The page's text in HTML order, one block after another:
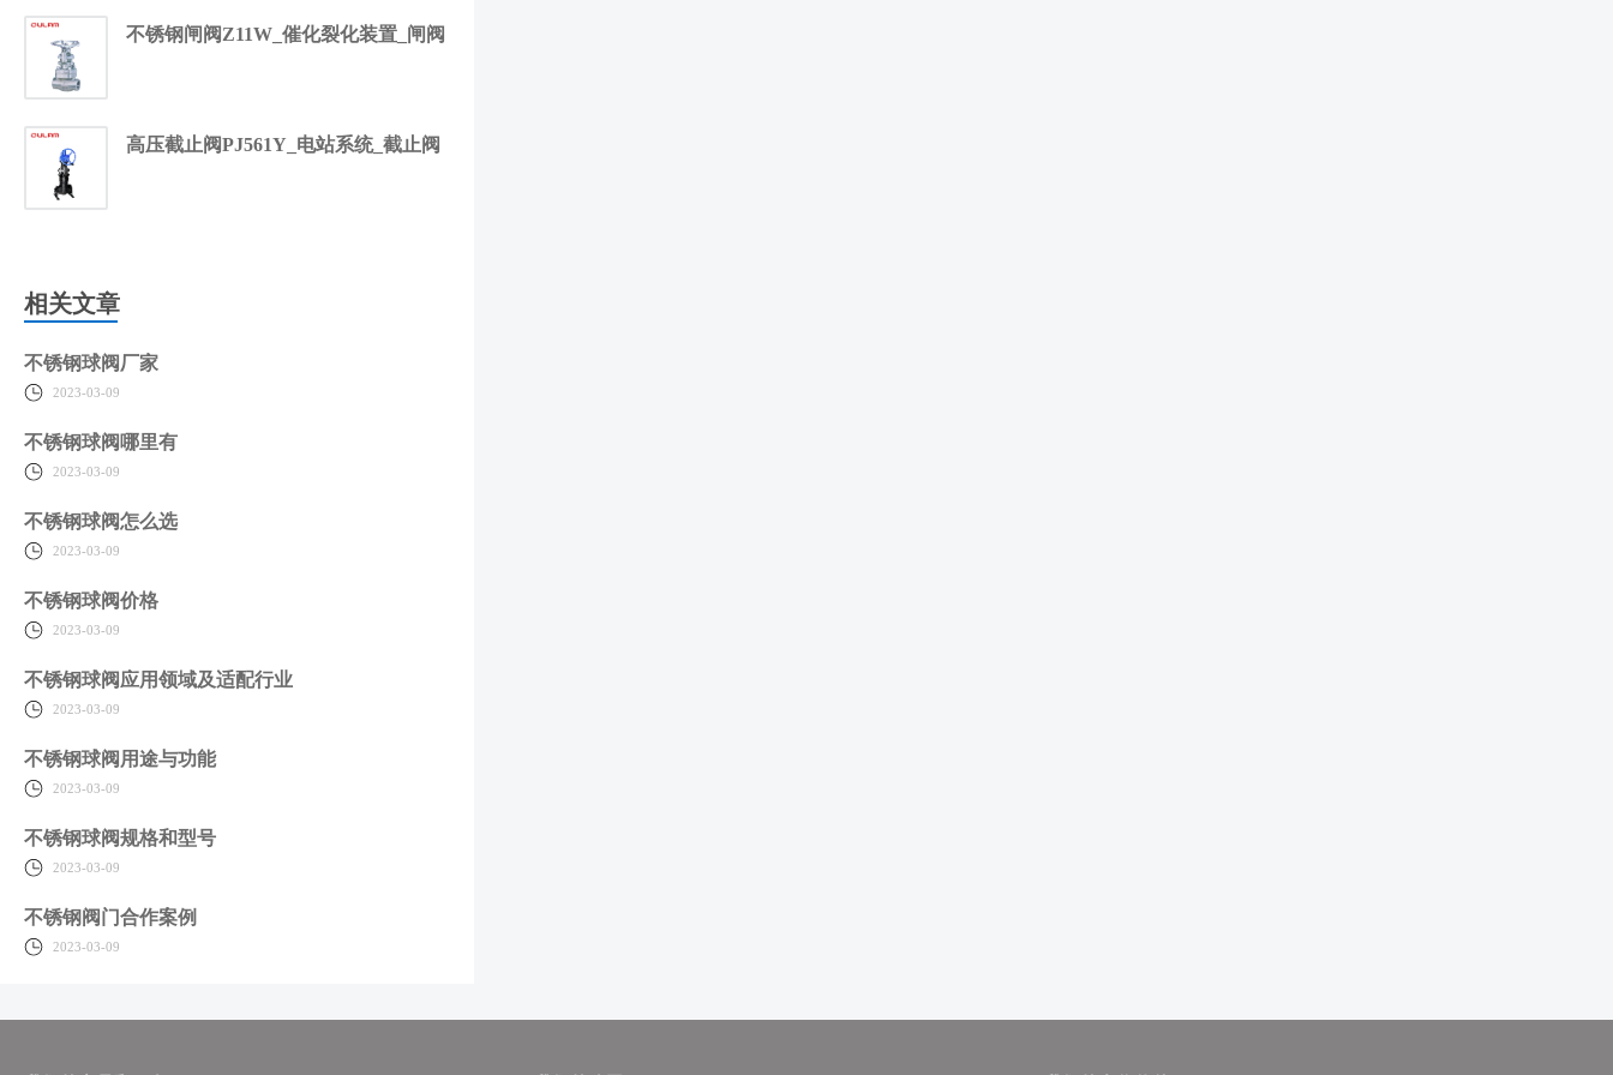
不锈钢闸阀Z11W_催化裂化装置_闸阀
高压截止阀PJ561Y_电站系统_截止阀
相关文章
不锈钢球阀厂家
2023-03-09
不锈钢球阀哪里有
2023-03-09
不锈钢球阀怎么选
2023-03-09
不锈钢球阀价格
2023-03-09
不锈钢球阀应用领域及适配行业
2023-03-09
不锈钢球阀用途与功能
2023-03-09
不锈钢球阀规格和型号
2023-03-09
不锈钢阀门合作案例
2023-03-09